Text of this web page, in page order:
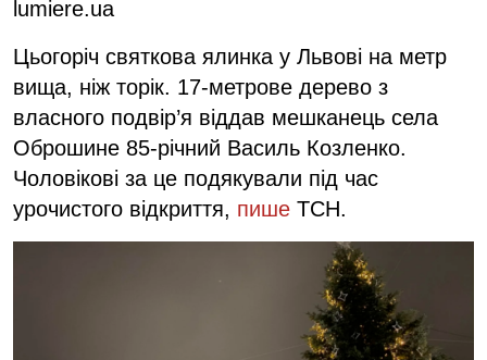
lumiere.ua
Цьогоріч святкова ялинка у Львові на метр
вища, ніж торік. 17-метрове дерево з
власного подвір’я віддав мешканець села
Оброшине 85-річний Василь Козленко.
Чоловікові за це подякували під час
урочистого відкриття, пише ТСН.